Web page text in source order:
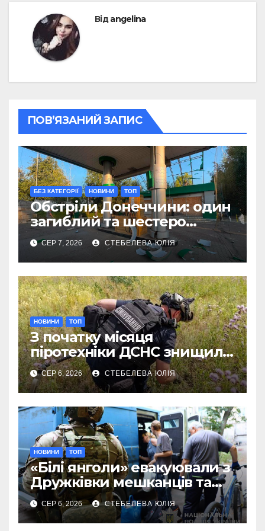
Відangelina
ПОВ’ЯЗАНИЙ ЗАПИС
БЕЗ КАТЕГОРІЇ НОВИНИ ТОП
Обстріли Донеччини: один
загиблий та шестеро
поранених за добу
СЕР 7, 2026 СТЕБЕЛЕВА ЮЛІЯ
НОВИНИ ТОП
З початку місяця
піротехніки ДСНС знищили
18 вибухонебезпечних
предметів
СЕР 6, 2026 СТЕБЕЛЕВА ЮЛІЯ
НОВИНИ ТОП
«Білі янголи» евакуювали з
Дружківки мешканців та
їхніх домашніх улюбленців
СЕР 6, 2026 СТЕБЕЛЕВА ЮЛІЯ